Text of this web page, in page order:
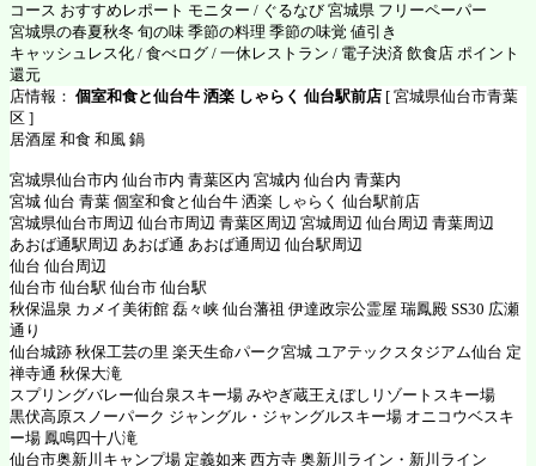
コース おすすめレポート モニター / ぐるなび 宮城県 フリーペーパー
宮城県の春夏秋冬 旬の味 季節の料理 季節の味覚 値引き
キャッシュレス化 / 食べログ / 一休レストラン / 電子決済 飲食店 ポイント
還元
店情報： 個室和食と仙台牛 洒楽 しゃらく 仙台駅前店 [ 宮城県仙台市青葉
区 ]
居酒屋 和食 和風 鍋
宮城県仙台市内 仙台市内 青葉区内 宮城内 仙台内 青葉内
宮城 仙台 青葉 個室和食と仙台牛 洒楽 しゃらく 仙台駅前店
宮城県仙台市周辺 仙台市周辺 青葉区周辺 宮城周辺 仙台周辺 青葉周辺
あおば通駅周辺 あおば通 あおば通周辺 仙台駅周辺
仙台 仙台周辺
仙台市 仙台駅 仙台市 仙台駅
秋保温泉 カメイ美術館 磊々峡 仙台藩祖 伊達政宗公霊屋 瑞鳳殿 SS30 広瀬
通り
仙台城跡 秋保工芸の里 楽天生命パーク宮城 ユアテックスタジアム仙台 定
禅寺通 秋保大滝
スプリングバレー仙台泉スキー場 みやぎ蔵王えぼしリゾートスキー場
黒伏高原スノーパーク ジャングル・ジャングルスキー場 オニコウベスキ
ー場 鳳鳴四十八滝
仙台市奥新川キャンプ場 定義如来 西方寺 奥新川ライン・新川ライン